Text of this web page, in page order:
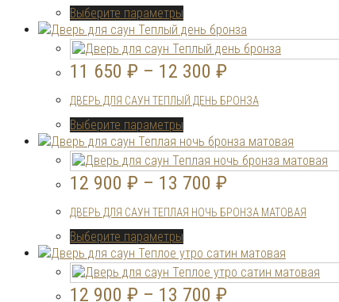
Выберите параметры
товар
имеет
несколько
вариаций.
Опции
можно
на
странице
товара.
11 650 ₽ – 12 300 ₽
ДВЕРЬ ДЛЯ САУН ТЕПЛЫЙ ДЕНЬ БРОНЗА
Выберите параметры
товар
имеет
несколько
вариаций.
можно
на
странице
товара.
12 900 ₽ – 13 700 ₽
ДВЕРЬ ДЛЯ САУН ТЕПЛАЯ НОЧЬ БРОНЗА МАТОВАЯ
Выберите параметры
товар
имеет
несколько
12 900 ₽ – 13 700 ₽